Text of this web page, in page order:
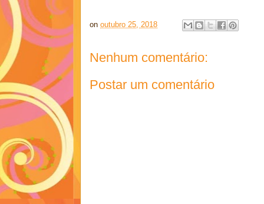
on outubro 25, 2018
Nenhum comentário:
Postar um comentário